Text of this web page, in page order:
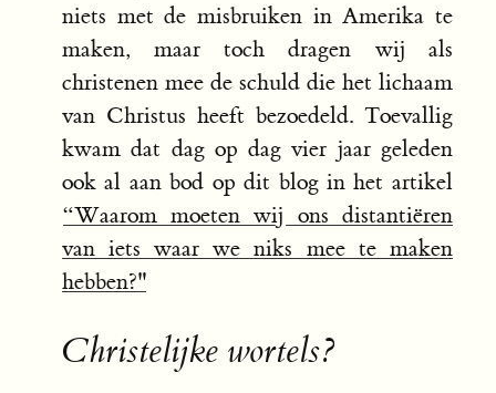
niets met de misbruiken in Amerika te
maken, maar toch dragen wij als
christenen mee de schuld die het lichaam
van Christus heeft bezoedeld. Toevallig
kwam dat dag op dag vier jaar geleden
ook al aan bod op dit blog in het artikel
“Waarom moeten wij ons distantiëren
van iets waar we niks mee te maken
hebben?"
Christelijke wortels?